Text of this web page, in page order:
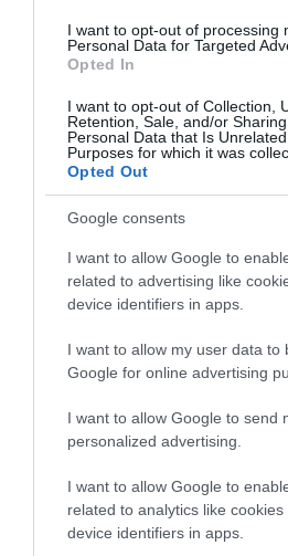
I want to opt-out of processing
Personal Data for Targeted
Opted In
I want to opt-out of Collection,
Retention, Sale, and/or
Personal Data that Is
Purposes for which it was
Opted Out
Google consents
I want to allow Google to
related to advertising like
device identifiers in apps.
I want to allow my user data to
Google for online advertising
I want to allow Google to send
personalized advertising.
I want to allow Google to
related to analytics like
device identifiers in apps.
kapcsolatainak históriája, illetve a
Balkán-félsziget története a 16-17.
több mint 200 tanulmánya jelent meg
tükrözik. A szerkesztőség mindössze a hírek
tartalmazzák.
Kérjük, kulturáltan, mások személyiségi jogainak
tartásával kommenteljenek!
ma.hu
Nagy erőkkel keresik a
Magyar Péter: átfogó